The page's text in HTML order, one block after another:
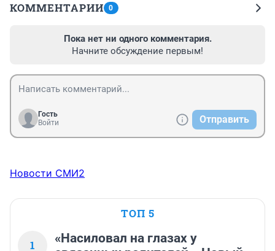
КОММЕНТАРИИ 0
Пока нет ни одного комментария.
Начните обсуждение первым!
Гость
Войти
Отправить
Новости СМИ2
ТОП 5
1
«Насиловал на глазах у